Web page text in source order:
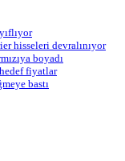
hisseleri devralınıyor
boyadı
fiyatlar
bastı